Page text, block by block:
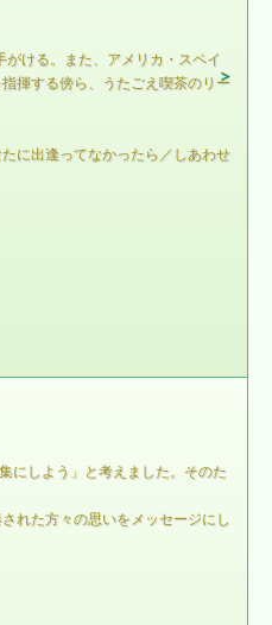
ける。また、アメリカ・スペイ
揮する傍ら、うたごえ喫茶のリー
に出逢ってなかったら／しあわせ
にしよう」と考えました。そのた
れた方々の思いをメッセージにし